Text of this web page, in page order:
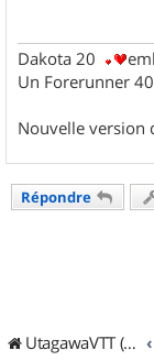
Dakota 20
Un Forerunner
Nouvelle version
Répondre
UtagawaVTT (Randos VTT et VTTAE avec traces GPS)